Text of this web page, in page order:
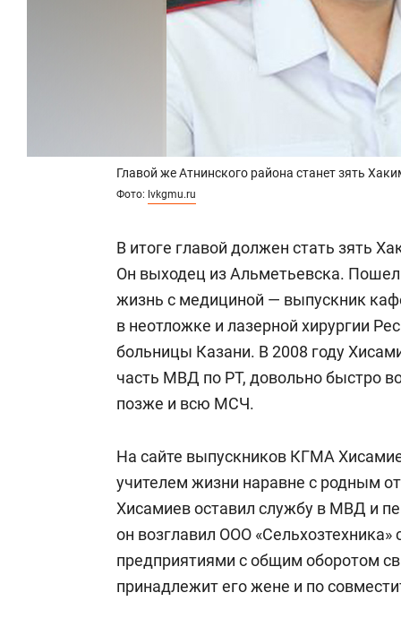
Главой же Атнинского района станет зять
Фото: lvkgmu.ru
В итоге главой должен стать зять
Он выходец из Альметьевска.
жизнь с медициной — выпускник
в неотложке и лазерной хирургии
больницы Казани. В 2008 году
часть МВД по РТ, довольно быстро
позже и всю МСЧ.
На сайте выпускников КГМА
учителем жизни наравне с родным
Хисамиев оставил службу в МВД и
он возглавил ООО
предприятиями с общим оборотом
принадлежит его жене и по